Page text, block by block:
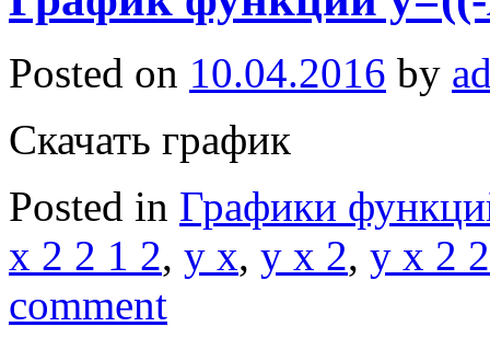
Posted on 10.04.2016 by
Скачать график
Posted in Графики
x 2 2 1 2, y x, y x 2, y x 2 2
comment